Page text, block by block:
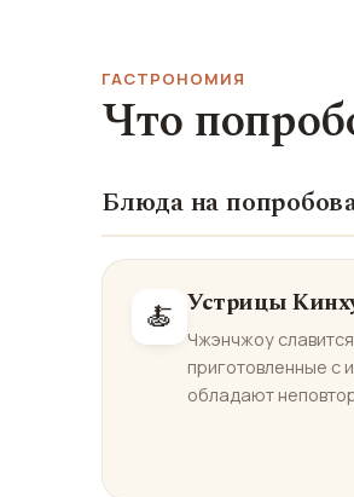
ГАСТРОНОМИЯ
Что
Блюда на
🍝 Устрицы
Чжэнчжоу
приготовленные с
обладают